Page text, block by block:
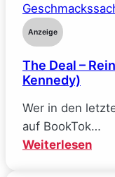
Anzeige
The Deal –
Kennedy)
Wer in den
auf BookTok…
Weiterlesen: